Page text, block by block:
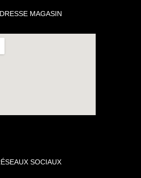
MAGASIN
SOCIAUX